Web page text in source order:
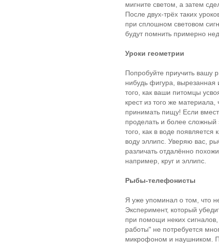
мигните светом, а затем
После двух-трёх таких
при сплошном световом
будут помнить примерно
Уроки геометрии
Попробуйте приучить вашу
нибудь фигура, вырезанная
того, как ваши питомцы
крест из того же
принимать пищу! Если
проделать и более сложный
того, как в воде появляется
воду эллипс. Уверяю вас,
различать отдалённо
например, круг и эллипс.
Рыбы-телефонисты
Я уже упоминал о том, что
Эксперимент, который
при помощи неких
работы" не потребуется
микрофоном и наушником.